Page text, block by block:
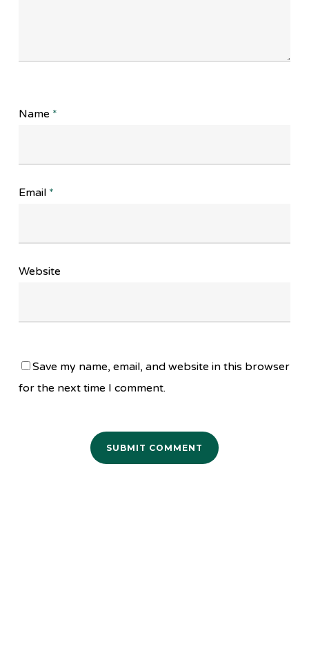
Name *
Email *
Website
Save my name, email, and website in this browser
for the next time I comment.